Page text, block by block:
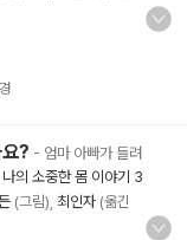
? - 엄마 아빠가 들려
나의 소중한 몸 이야기 3
(그림), 최인자 (옮긴